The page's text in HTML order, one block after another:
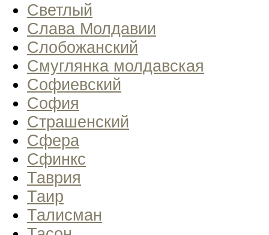
Светлый
Слава Молдавии
Слобожанский
Смуглянка молдавская
Софиевский
София
Страшенский
Сфера
Сфинкс
Таврия
Таир
Талисман